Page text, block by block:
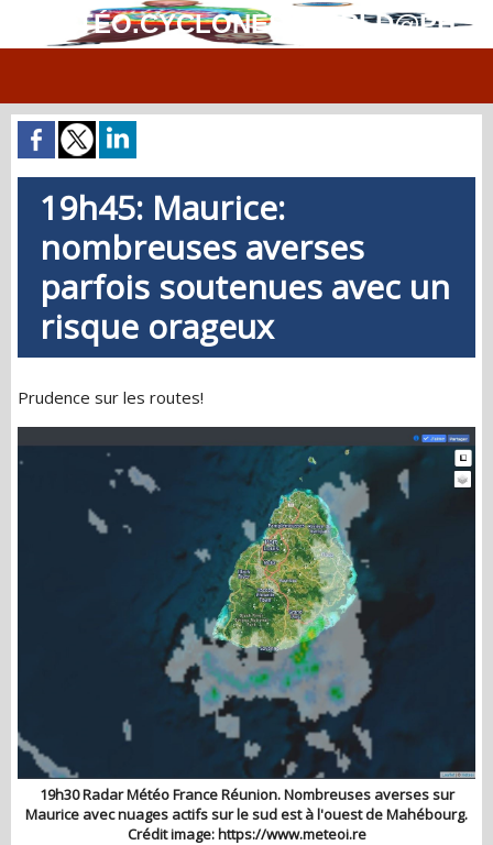
MÉTÉO.CYCLONES.WORLD@PH
19h45: Maurice:
nombreuses averses
parfois soutenues avec un
risque orageux
Prudence sur les routes!
19h30 Radar Météo France Réunion. Nombreuses averses sur
Maurice avec nuages actifs sur le sud est à l'ouest de Mahébourg.
Crédit image: https://www.meteoi.re